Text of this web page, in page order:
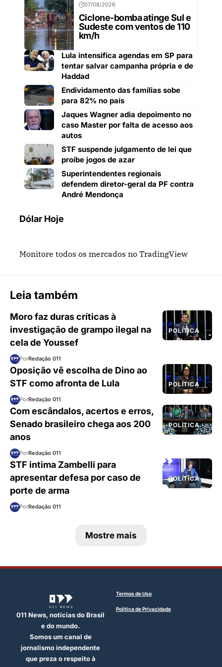
07/08/2026
Ciclone-bomba atinge Sul e
Sudeste com ventos de 110
km/h
Lula intensifica agendas em SP para
tentar salvar campanha própria e de
Haddad
Endividamento das famílias sobe
para 82% no país
Jaques Wagner adia depoimento no
caso Master por falta de acesso aos
autos
STF suspende julgamento de lei que
proíbe jogos de azar
Superintendentes regionais
defendem diretor-geral da PF contra
André Mendonça
Dólar Hoje
Monitore todos os mercados no TradingView
Leia também
POLÍTICA
Moro faz duras críticas à
investigação de grampo ilegal na
cela de Youssef
PorRedação 011
POLÍTICA
Oposição vê escolha de Dino ao
STF como afronta de Lula
PorRedação 011
POLÍTICA
Com escândalos, acertos e erros,
Senado brasileiro chega aos 200
anos
PorRedação 011
POLÍTICA
STF intima Zambelli para
apresentar defesa por caso de
porte de arma
PorRedação 011
Mostre mais
011 News, notícias do Brasil
e do mundo.
Somos um canal de
jornalismo independente
que preza o respeito à
Termos de Uso
Política de Privacidade